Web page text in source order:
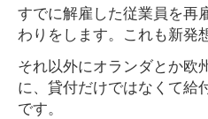
すでに解雇した従業員を再
わりをします。これも新発
それ以外にオランダとか欧
に、貸付だけではなくて給
です。